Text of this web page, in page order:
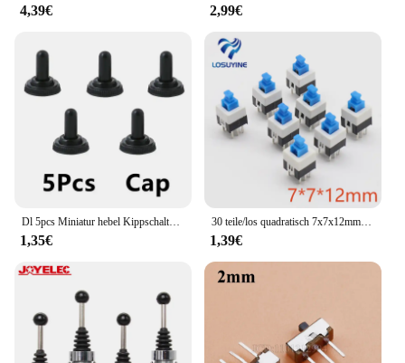
4,39€ 2,99€
Dl 5pcs Miniatur hebel Kippschalter einpolig doppelt werfen ein-aus-ein/ein 120vac 6a 1/4 Zoll Montage MTS-102 103 202 203
1,35€
30 teile/los quadratisch 7x7x12mm 6 pin dpdt mini druckknopf selbstsicher nder schalter g64 multimeter schalter
1,39€